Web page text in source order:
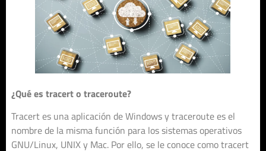
¿Qué es tracert o traceroute?
Tracert es una aplicación de Windows y traceroute es el
nombre de la misma función para los sistemas operativos
GNU/Linux, UNIX y Mac. Por ello, se le conoce como tracert